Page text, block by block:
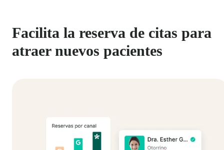
Facilita la reserva de citas para
atraer nuevos pacientes